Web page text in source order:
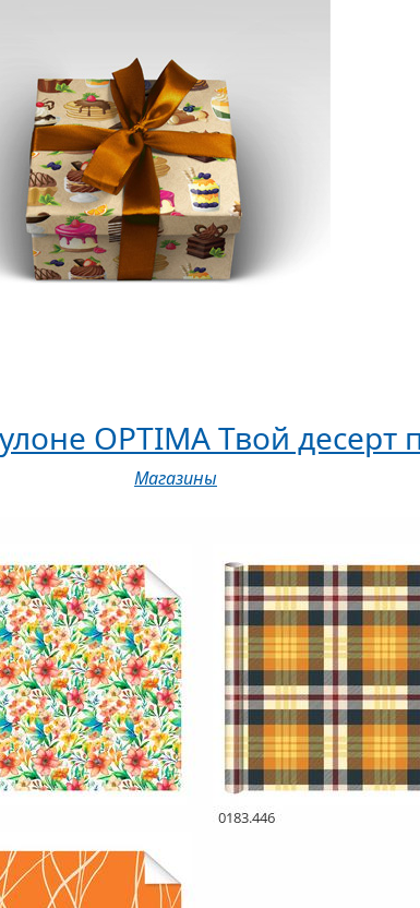
OPTIMA Твой десерт
Магазины